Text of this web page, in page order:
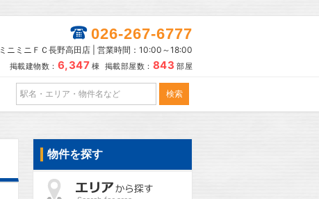
026-267-6777
ミニミニＦＣ長野高田店 | 営業時間：10:00～18:00
掲載建物数： 6,347 棟 掲載部屋数： 843 部屋
物件を探す